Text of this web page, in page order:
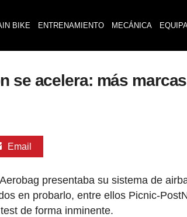
BIKE ENTRENAMIENTO MECÁNICA
se acelera: más
Email
presentaba su sistema de
en probarlo, entre ellos Picnic-
de forma inminente.